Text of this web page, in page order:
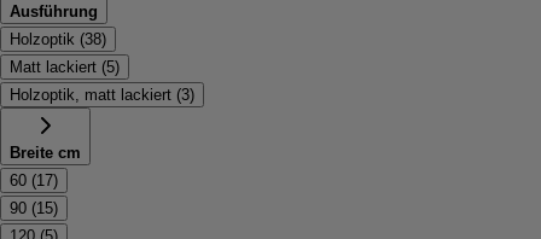
Ausführung
Holzoptik (38)
Matt lackiert (5)
Holzoptik, matt lackiert (3)
Breite cm
60 (17)
90 (15)